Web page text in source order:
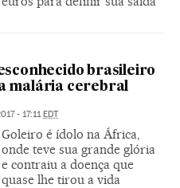
brasileiro
malária cerebral
- 17:11 EDT
Goleiro é ídolo na África,
onde teve sua grande glória
e contraiu a doença que
quase lhe tirou a vida